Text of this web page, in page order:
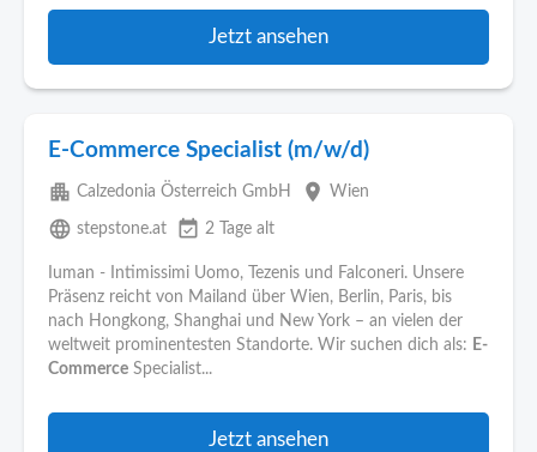
Jetzt ansehen
E-Commerce Specialist (m/w/d)
apartment Calzedonia Österreich GmbH place Wien
language stepstone.at event_available 2 Tage alt
Iuman - Intimissimi Uomo, Tezenis und Falconeri. Unsere
Präsenz reicht von Mailand über Wien, Berlin, Paris, bis
nach Hongkong, Shanghai und New York – an vielen der
weltweit prominentesten Standorte. Wir suchen dich als: E-
Commerce Specialist...
Jetzt ansehen